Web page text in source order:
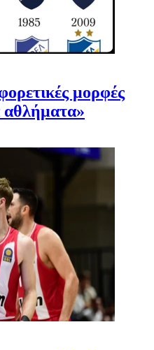
μορφές
αθλήματα»